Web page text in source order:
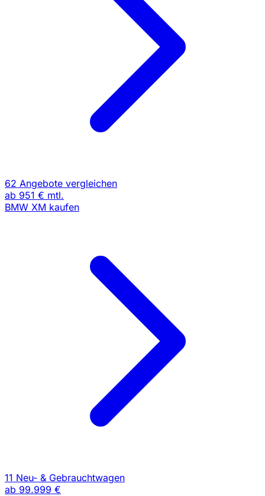
62 Angebote vergleichen
ab 951 € mtl.
BMW XM kaufen
11 Neu- & Gebrauchtwagen
ab 99.999 €